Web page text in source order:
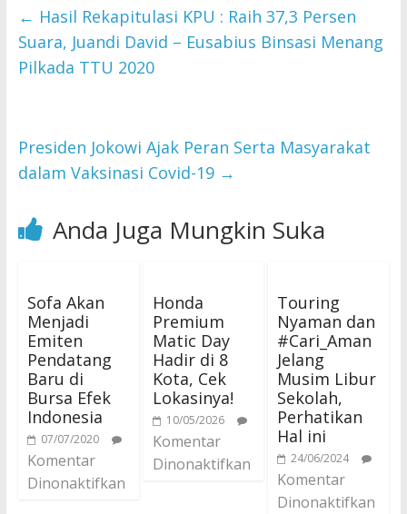
← Hasil Rekapitulasi KPU : Raih 37,3 Persen
Suara, Juandi David – Eusabius Binsasi Menang
Pilkada TTU 2020
Presiden Jokowi Ajak Peran Serta Masyarakat
dalam Vaksinasi Covid-19 →
Anda Juga Mungkin Suka
Sofa Akan
Menjadi
Emiten
Pendatang
Baru di
Bursa Efek
Indonesia
07/07/2020
Komentar
Dinonaktifkan
Honda
Premium
Matic Day
Hadir di 8
Kota, Cek
Lokasinya!
10/05/2026
Komentar
Dinonaktifkan
Touring
Nyaman dan
#Cari_Aman
Jelang
Musim Libur
Sekolah,
Perhatikan
Hal ini
24/06/2024
Komentar
Dinonaktifkan